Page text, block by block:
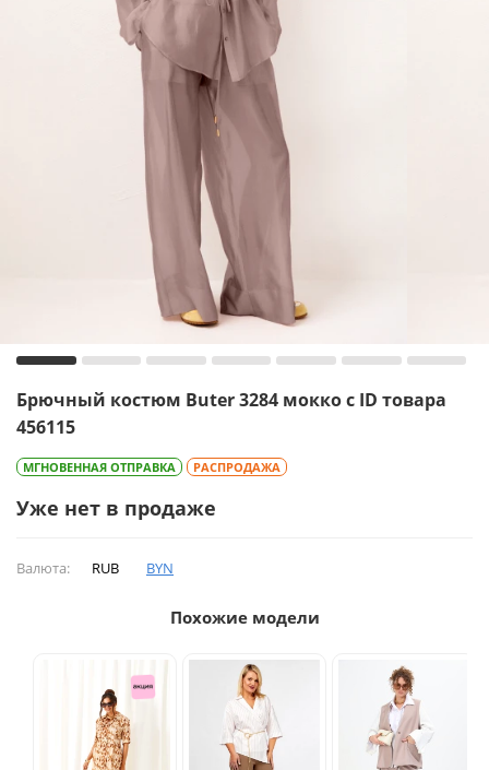
Брючный костюм Buter 3284 мокко с ID товара
456115
МГНОВЕННАЯ ОТПРАВКА РАСПРОДАЖА
Уже нет в продаже
Валюта: RUB BYN
Похожие модели